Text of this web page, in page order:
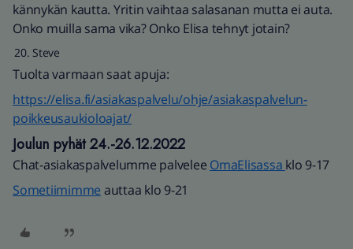
kännykän kautta. Yritin vaihtaa salasanan mutta ei auta.
Onko muilla sama vika? Onko Elisa tehnyt jotain?
Steve
Tuolta varmaan saat apuja:
https://elisa.fi/asiakaspalvelu/ohje/asiakaspalvelun-
poikkeusaukioloajat/
Joulun pyhät 24.-26.12.2022
Chat-asiakaspalvelumme palvelee OmaElisassa klo 9-17
Sometiimimme auttaa klo 9-21